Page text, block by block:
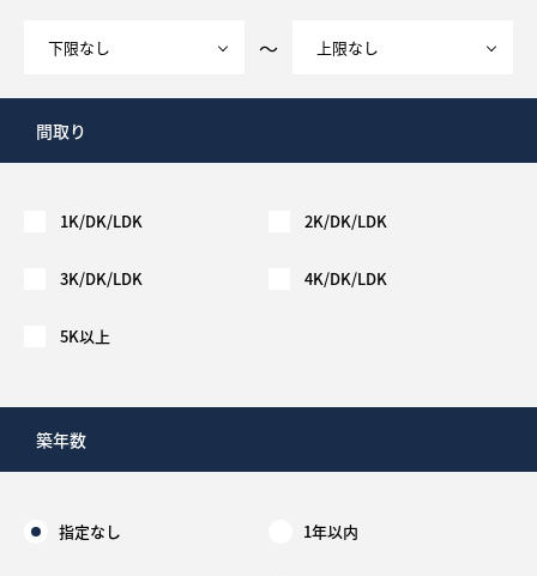
～
間取り
1K/DK/LDK 2K/DK/LDK
3K/DK/LDK 4K/DK/LDK
5K以上
築年数
指定なし 1年以内